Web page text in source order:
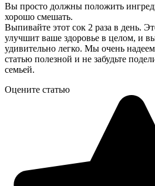
Вы просто должны положить
хорошо смешать.
Выпивайте этот сок 2 раза в день.
улучшит ваше здоровье в целом, и вы
удивительно легко. Мы очень
статью полезной и не забудьте
семьей.
Оцените статью